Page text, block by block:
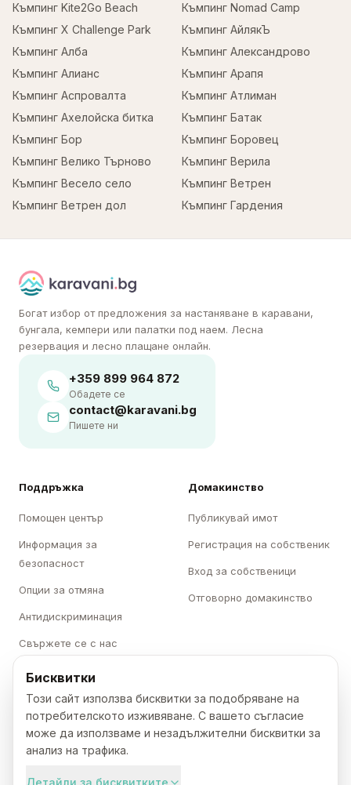
Къмпинг Kite2Go Beach
Къмпинг Nomad Camp
Къмпинг X Challenge Park
Къмпинг АйлякЪ
Къмпинг Алба
Къмпинг Александрово
Къмпинг Алианс
Къмпинг Арапя
Къмпинг Аспровалта
Къмпинг Атлиман
Къмпинг Ахелойска битка
Къмпинг Батак
Къмпинг Бор
Къмпинг Боровец
Къмпинг Велико Търново
Къмпинг Верила
Къмпинг Весело село
Къмпинг Ветрен
Къмпинг Ветрен дол
Къмпинг Гардения
Богат избор от предложения за настаняване в каравани,
бунгала, кемпери или палатки под наем. Лесна
резервация и лесно плащане онлайн.
+359 899 964 872
Обадете се
contact@karavani.bg
Пишете ни
Поддръжка
Помощен център
Информация за
безопасност
Опции за отмяна
Антидискриминация
Свържете се с нас
Домакинство
Публикувай имот
Регистрация на собственик
Вход за собственици
Отговорно домакинство
Категории
Къмпинги
Каравани
За нас
Кариери
Бисквитки
Този сайт използва бисквитки за подобряване на
потребителското изживяване. С вашето съгласие
може да използваме и незадължителни бисквитки за
анализ на трафика.
Детайли за бисквитките